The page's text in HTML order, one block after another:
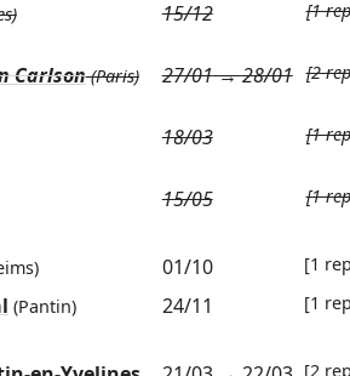
15/12 [1
Carlson(Paris) 27/01→28/01 [2
18/03 [1
15/05 [1
01/10 [1
(Pantin) 24/11 [1
[2